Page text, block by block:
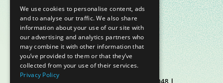
We use cookies to personalise content, ads
and to analyse our traffic. We also share
information about your use of our site with
our advertising and analytics partners who
may combine it with other information that
you’ve provided to them or that they’ve
collected from your use of their services.
Privacy Policy